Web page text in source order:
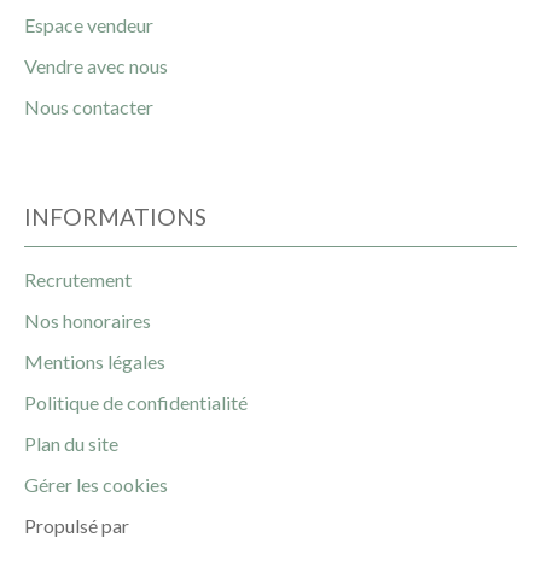
Espace vendeur
Vendre avec nous
Nous contacter
INFORMATIONS
Recrutement
Nos honoraires
Mentions légales
Politique de confidentialité
Plan du site
Gérer les cookies
Propulsé par